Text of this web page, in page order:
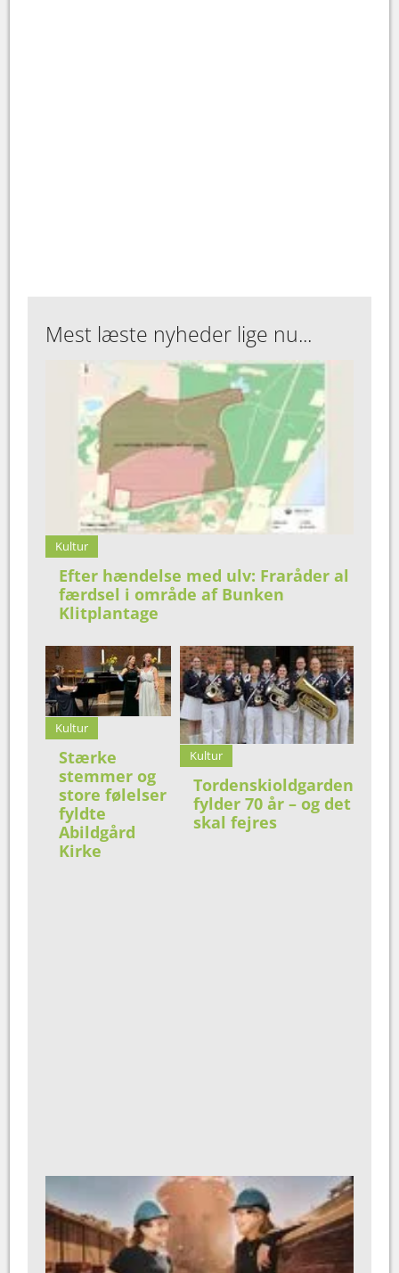
Mest læste nyheder lige nu...
Kultur
Efter hændelse med ulv: Fraråder al
færdsel i område af Bunken
Klitplantage
Kultur
Stærke
stemmer og
store følelser
fyldte
Abildgård
Kirke
Kultur
Tordenskioldgarden
fylder 70 år – og det
skal fejres